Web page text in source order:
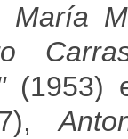
María
(1953)